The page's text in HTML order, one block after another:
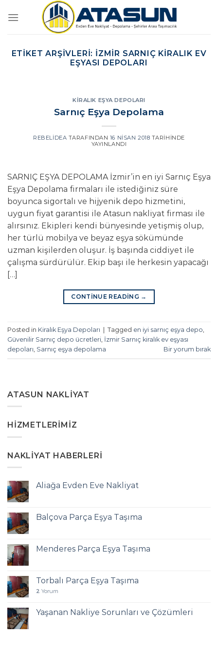
atla
ETIKET ARŞIVLERI: İZMIR SARNIÇ KIRALIK EV
EŞYASI DEPOLARI
KIRALIK EŞYA DEPOLARI
Sarnıç Eşya Depolama
REBELIDEA TARAFINDAN 16 NISAN 2018 TARIHINDE
YAYINLANDI
SARNIÇ EŞYA DEPOLAMA İzmir’in en iyi Sarnıç Eşya
Eşya Depolama firmaları ile istediğiniz süre
boyunca sigortalı ve hijyenik depo hizmetini,
uygun fiyat garantisi ile Atasun nakliyat firması ile
alırsınız. Ekipleri kendi bünyesinde yetişmiş olup,
her türlü mobilya ve beyaz eşya sökümünde
uzman kişilerden oluşur. İş başında ciddiyet ile
çalışma sürdürülür. Ekip başı ile herkesin yapacağı
[…]
CONTINUE READING →
Posted in Kiralık Eşya Depoları Tagged en iyi sarnıç eşya depo
Güvenilir Sarnıç depo ücretleri İzmir Sarnıç kiralık ev eşyası
depoları Sarnıç eşya depolama Bir yorum bırak
ATASUN NAKLIYAT
HIZMETLERIMIZ
NAKLIYAT HABERLERI
Aliağa Evden Eve Nakliyat
Balçova Parça Eşya Taşıma
Menderes Parça Eşya Taşıma
Torbalı Parça Eşya Taşıma
2 Yorum
Yaşanan Nakliye Sorunları ve Çözümleri